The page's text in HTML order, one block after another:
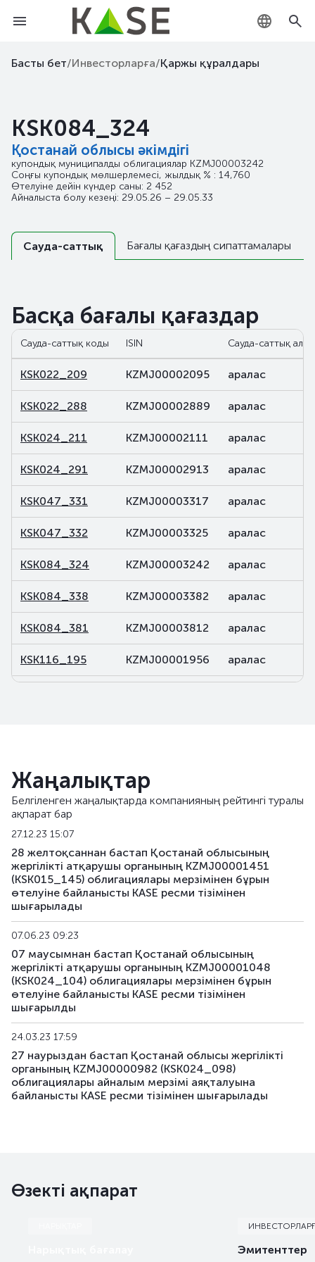
KZ
Басты бет/Инвесторларға/Қаржы құралдары
KSK084_324
Қостанай облысы әкімдігі
купондық муниципалды облигациялар KZMJ00003242
Соңғы купондық мөлшерлемесі, жылдық % : 14,760
Өтелуіне дейін күндер саны: 2 452
Айналыста болу кезеңі: 29.05.26 – 29.05.33
Сауда-саттық Бағалы қағаздың сипаттамалары
Басқа бағалы қағаздар
Сауда-саттық коды ISIN Сауда-саттық алаң
KSK022_209 KZMJ00002095 аралас
KSK022_288 KZMJ00002889 аралас
KSK024_211 KZMJ00002111 аралас
KSK024_291 KZMJ00002913 аралас
KSK047_331 KZMJ00003317 аралас
KSK047_332 KZMJ00003325 аралас
KSK084_324 KZMJ00003242 аралас
KSK084_338 KZMJ00003382 аралас
KSK084_381 KZMJ00003812 аралас
KSK116_195 KZMJ00001956 аралас
KSK120_226 KZMJ00002269
KSK120_247
KSK120_325 KZMJ00003259 аралас
KSK120_339 KZMJ00003390 аралас
KSK120_380
KSK143_057 KZMF00000572 аралас
KSK143_058
KSK143_068
Жаңалықтар
Белгіленген жаңалықтарда компанияның рейтингі туралы
ақпарат бар
27.12.23 15:07
28 желтоқсаннан бастап Қостанай облысының
жергілікті атқарушы органының KZMJ00001451
(KSK015_145) облигациялары мерзімінен бұрын
өтелуіне байланысты KASE ресми тізімінен
шығарылады
07.06.23 09:23
07 маусымнан бастап Қостанай облысының
жергілікті атқарушы органының KZMJ00001048
(KSK024_104) облигациялары мерзімінен бұрын
өтелуіне байланысты KASE ресми тізімінен
шығарылды
24.03.23 17:59
27 наурыздан бастап Қостанай облысы жергілікті
органының KZMJ00000982 (KSK024_098)
облигациялары айналым мерзімі аяқталуына
байланысты KASE ресми тізімінен шығарылады
Өзекті ақпарат
Эмитенттер